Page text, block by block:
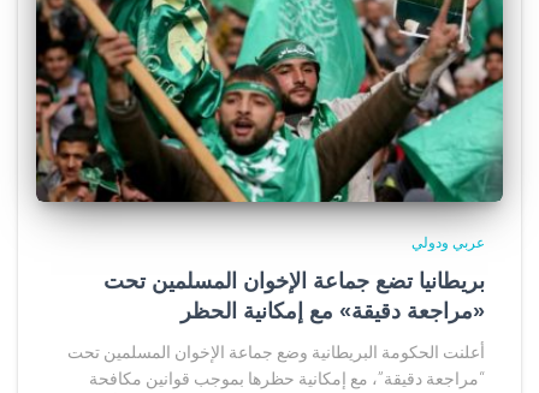
عربي ودولي
بريطانيا تضع جماعة الإخوان المسلمين تحت
«مراجعة دقيقة» مع إمكانية الحظر
أعلنت الحكومة البريطانية وضع جماعة الإخوان المسلمين تحت
“مراجعة دقيقة”، مع إمكانية حظرها بموجب قوانين مكافحة